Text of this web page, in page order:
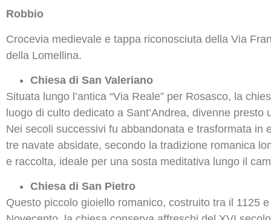
Robbio
Crocevia medievale e tappa riconosciuta della Via
della Lomellina.
Chiesa di San Valeriano
Situata lungo l’antica “Via Reale” per Rosasco, la
luogo di culto dedicato a Sant’Andrea, divenne
Nei secoli successivi fu abbandonata e trasformata
tre navate absidate, secondo la tradizione romanica
e raccolta, ideale per una sosta meditativa lungo il
Chiesa di San Pietro
Questo piccolo gioiello romanico, costruito tra il 1125